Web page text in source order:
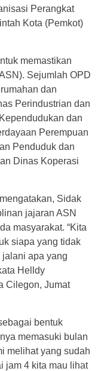
Perangkat
Kota (Pemkot)
memastikan
Sejumlah OPD
dan
Perindustrian dan
dan
Perempuan
Penduduk dan
Dinas Koperasi
Sidak
jajaran ASN
masyarakat. “Kita
siapa yang tidak
jalani apa yang
Helldy
Cilegon, Jumat
bentuk
memasuki bulan
melihat yang sudah
jam 4 kita mau lihat